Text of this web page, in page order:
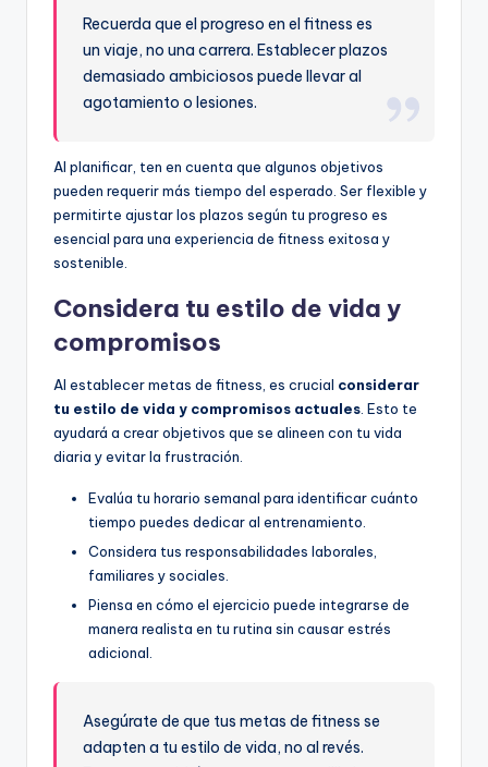
Recuerda que el progreso en el fitness es
un viaje, no una carrera. Establecer plazos
demasiado ambiciosos puede llevar al
agotamiento o lesiones.
Al planificar, ten en cuenta que algunos objetivos
pueden requerir más tiempo del esperado. Ser flexible y
permitirte ajustar los plazos según tu progreso es
esencial para una experiencia de fitness exitosa y
sostenible.
Considera tu estilo de vida y
compromisos
Al establecer metas de fitness, es crucial considerar
tu estilo de vida y compromisos actuales . Esto te
ayudará a crear objetivos que se alineen con tu vida
diaria y evitar la frustración.
Evalúa tu horario semanal para identificar cuánto
tiempo puedes dedicar al entrenamiento.
Considera tus responsabilidades laborales,
familiares y sociales.
Piensa en cómo el ejercicio puede integrarse de
manera realista en tu rutina sin causar estrés
adicional.
Asegúrate de que tus metas de fitness se
adapten a tu estilo de vida, no al revés.